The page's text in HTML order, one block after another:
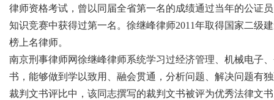
!
律师资格考试，曾以同届全省第一名的成绩通过当年的公证
知识竞赛中获得过第一名。徐继峰律师2011年取得国家二级
榜上名律师。
南京刑事律师网徐继峰律师系统学习过经济管理、机械电子
书，能够做到学以致用、融会贯通，分析问题、解决问题有
裁判文书评比中，该同志撰写的裁判文书被评为优秀法律文